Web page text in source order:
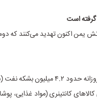
گرفته است
یمن اکنون تهدید می‌کنند که
از کل تجارت جهانی کالاهای کانتینری (مواد غذایی،